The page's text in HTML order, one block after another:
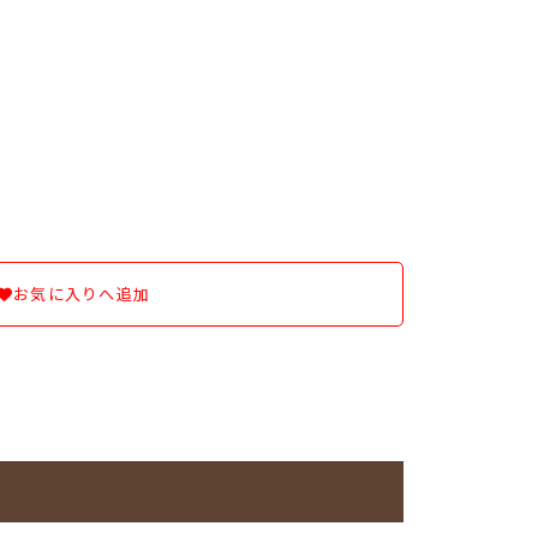
お気に入りへ追加